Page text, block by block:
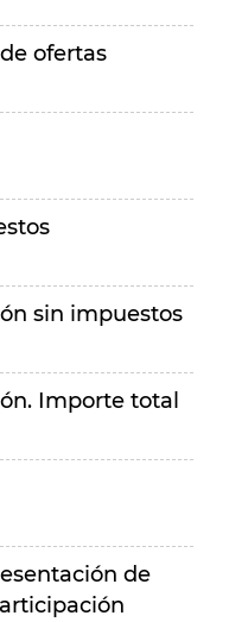
ofertas
sin impuestos
Importe total
de